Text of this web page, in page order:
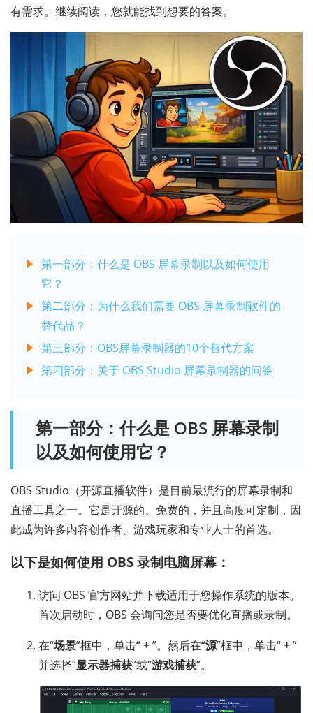
有需求。继续阅读，您就能找到想要的答案。
第一部分：什么是 OBS 屏幕录制以及如何使用
它？
第二部分：为什么我们需要 OBS 屏幕录制软件的
替代品？
第三部分：OBS屏幕录制器的10个替代方案
第四部分：关于 OBS Studio 屏幕录制器的问答
第一部分：什么是 OBS 屏幕录制
以及如何使用它？
OBS Studio（开源直播软件）是目前最流行的屏幕录制和
直播工具之一。它是开源的、免费的，并且高度可定制，因
此成为许多内容创作者、游戏玩家和专业人士的首选。
以下是如何使用 OBS 录制电脑屏幕：
访问 OBS 官方网站并下载适用于您操作系统的版本。
首次启动时，OBS 会询问您是否要优化直播或录制。
在“场景”框中，单击“+”。然后在“源”框中，单击“+”
并选择“显示器捕获”或“游戏捕获”。